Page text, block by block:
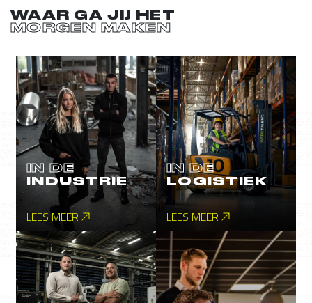
WAAR GA JIJ HET
MORGEN MAKEN
IN DE
INDUSTRIE
LEES MEER
IN DE
LOGISTIEK
LEES MEER